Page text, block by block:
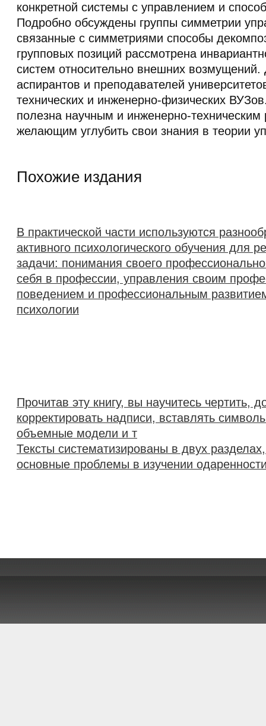
конкретной системы с управлением и
Подробно обсуждены группы симметрии
связанные с симметриями способы
групповых позиций рассмотрена
систем относительно внешних возмущений.
аспирантов и преподавателей
технических и инженерно-физических
полезна научным и инженерно-техническим
желающим углубить свои знания в теории
Похожие издания
В практической части используются
активного психологического обучения для
задачи: понимания своего
себя в профессии, управления своим
поведением и профессиональным
психологии
Прочитав эту книгу, вы научитесь чертить,
корректировать надписи, вставлять
объемные модели и т
Тексты систематизированы в двух
основные проблемы в изучении